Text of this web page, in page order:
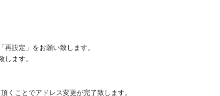
設定」をお願い致します。
ます。
ことでアドレス変更が完了致します。